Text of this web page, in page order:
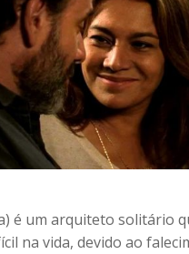
é um arquiteto solitário
na vida, devido ao